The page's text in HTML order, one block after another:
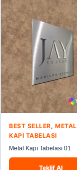
BEST SELLER,METAL
KAPI TABELASI
Metal Kapı Tabelası 01
Teklif Al